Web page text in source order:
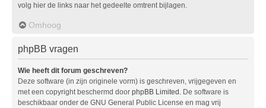
volg hier de links naar het gedeelte omtrent bijlagen.
Omhoog
phpBB vragen
Wie heeft dit forum geschreven?
Deze software (in zijn originele vorm) is geschreven, vrijgegeven en
met een copyright beschermd door phpBB Limited . De software is
beschikbaar onder de GNU General Public License en mag vrij